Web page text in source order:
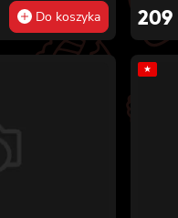
lekko
sezamem i
z batatem w
Do koszyka
4x
209
★